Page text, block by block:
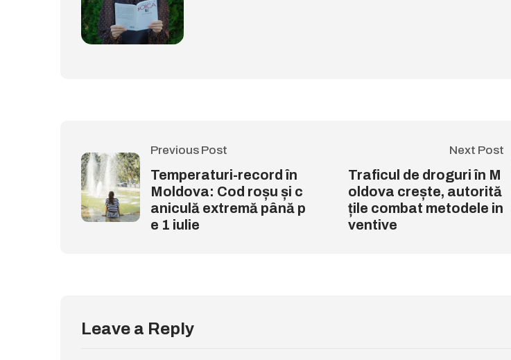
Previous Post
Temperaturi-record în
Moldova: Cod roșu și c
aniculă extremă până p
e 1 iulie
Next Post
Traficul de droguri în M
oldova crește, autorită
țile combat metodele in
ventive
Leave a Reply